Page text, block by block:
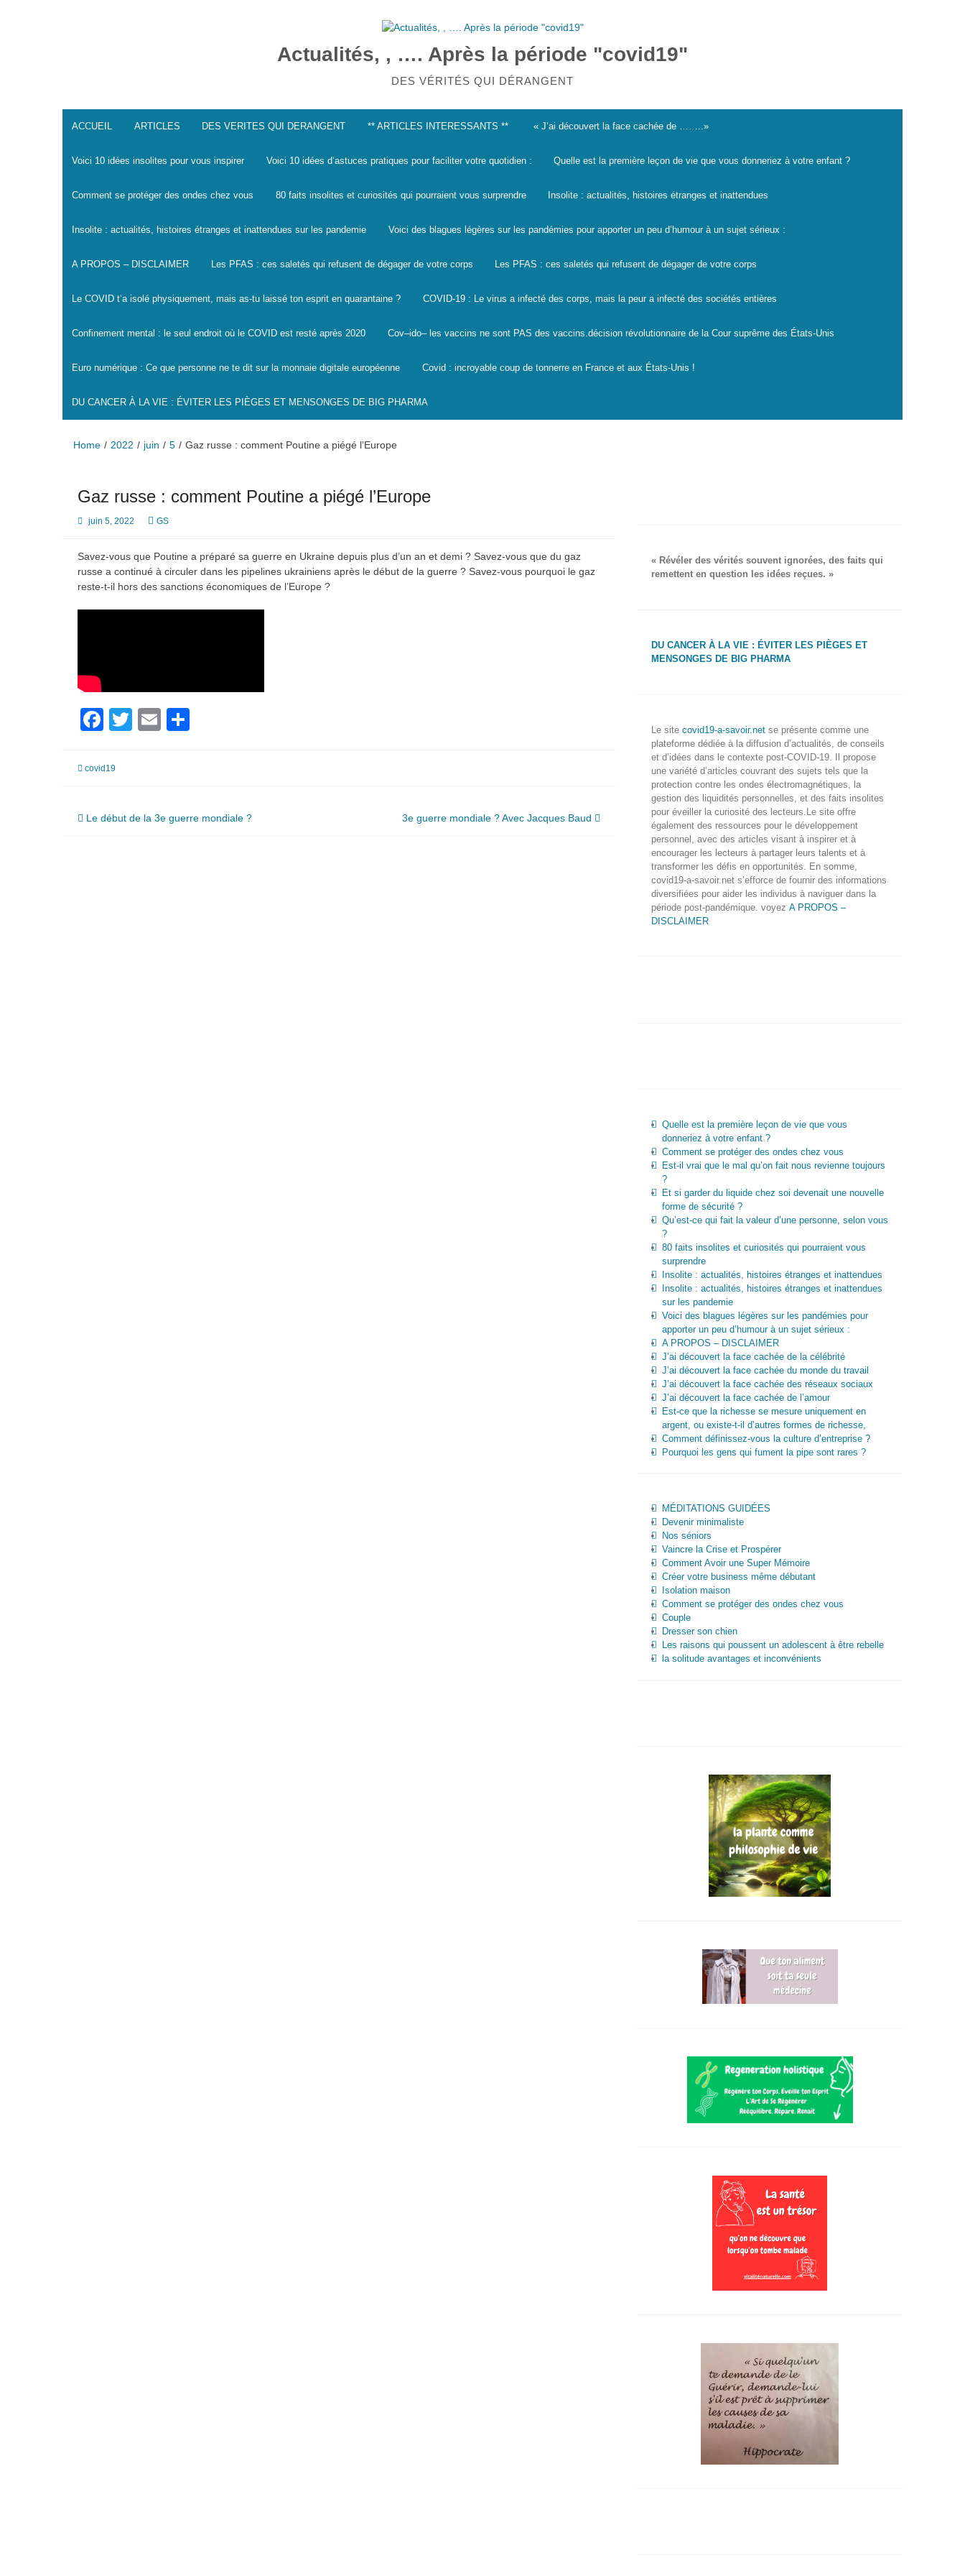
Actualités, , …. Après la période "covid19"
DES VÉRITÉS QUI DÉRANGENT
ACCUEIL ARTICLES DES VERITES QUI DERANGENT ** ARTICLES INTERESSANTS ** « J’ai découvert la face cachée de ……..»
Voici 10 idées insolites pour vous inspirer Voici 10 idées d’astuces pratiques pour faciliter votre quotidien : Quelle est la première leçon de vie que vous donneriez à votre enfant ?
Comment se protéger des ondes chez vous 80 faits insolites et curiosités qui pourraient vous surprendre Insolite : actualités, histoires étranges et inattendues
Insolite : actualités, histoires étranges et inattendues sur les pandemie Voici des blagues légères sur les pandémies pour apporter un peu d’humour à un sujet sérieux :
A PROPOS – DISCLAIMER Les PFAS : ces saletés qui refusent de dégager de votre corps Les PFAS : ces saletés qui refusent de dégager de votre corps
Le COVID t’a isolé physiquement, mais as-tu laissé ton esprit en quarantaine ? COVID-19 : Le virus a infecté des corps, mais la peur a infecté des sociétés entières
Confinement mental : le seul endroit où le COVID est resté après 2020 Cov–ido– les vaccins ne sont PAS des vaccins.décision révolutionnaire de la Cour suprême des États-Unis
Euro numérique : Ce que personne ne te dit sur la monnaie digitale européenne Covid : incroyable coup de tonnerre en France et aux États-Unis !
DU CANCER À LA VIE : ÉVITER LES PIÈGES ET MENSONGES DE BIG PHARMA
Home 2022 juin 5 Gaz russe : comment Poutine a piégé l’Europe
Gaz russe : comment Poutine a piégé l’Europe
juin 5, 2022 GS
Savez-vous que Poutine a préparé sa guerre en Ukraine depuis plus d’un an et demi ? Savez-vous que du gaz
russe a continué à circuler dans les pipelines ukrainiens après le début de la guerre ? Savez-vous pourquoi le gaz
reste-t-il hors des sanctions économiques de l’Europe ?
Facebook
TwitterEmail
covid19
Navigation
Le début de la 3e guerre mondiale ? 3e guerre mondiale ? Avec Jacques Baud
« Révéler des vérités souvent ignorées, des faits qui
remettent en question les idées reçues. »
DU CANCER À LA VIE : ÉVITER LES PIÈGES ET
MENSONGES DE BIG PHARMA
Le site covid19-a-savoir.netse présente comme une
plateforme dédiée à la diffusion d’actualités, de conseils
et d’idées dans le contexte post-COVID-19. Il propose
une variété d’articles couvrant des sujets tels que la
protection contre les ondes électromagnétiques, la
gestion des liquidités personnelles, et des faits insolites
pour éveiller la curiosité des lecteurs.Le site offre
également des ressources pour le développement
personnel, avec des articles visant à inspirer et à
encourager les lecteurs à partager leurs talents et à
transformer les défis en opportunités. En somme,
covid19-a-savoir.net s’efforce de fournir des informations
diversifiées pour aider les individus à naviguer dans la
période post-pandémique. voyez A PROPOS –
DISCLAIMER
Quelle est la première leçon de vie que vous
donneriez à votre enfant ?
Comment se protéger des ondes chez vous
Est-il vrai que le mal qu’on fait nous revienne toujours
?
Et si garder du liquide chez soi devenait une nouvelle
forme de sécurité ?
Qu’est-ce qui fait la valeur d’une personne, selon vous
?
80 faits insolites et curiosités qui pourraient vous
surprendre
Insolite : actualités, histoires étranges et inattendues
Insolite : actualités, histoires étranges et inattendues
sur les pandemie
Voici des blagues légères sur les pandémies pour
apporter un peu d’humour à un sujet sérieux :
A PROPOS – DISCLAIMER
J’ai découvert la face cachée de la célébrité
J’ai découvert la face cachée du monde du travail
J’ai découvert la face cachée des réseaux sociaux
J’ai découvert la face cachée de l’amour
Est-ce que la richesse se mesure uniquement en
argent, ou existe-t-il d’autres formes de richesse,
Comment définissez-vous la culture d’entreprise ?
Pourquoi les gens qui fument la pipe sont rares ?
MÉDITATIONS GUIDÉES
Devenir minimaliste
Nos séniors
Vaincre la Crise et Prospérer
Comment Avoir une Super Mémoire
Créer votre business même débutant
Isolation maison
Comment se protéger des ondes chez vous
Couple
Dresser son chien
Les raisons qui poussent un adolescent à être rebelle
la solitude avantages et inconvénients